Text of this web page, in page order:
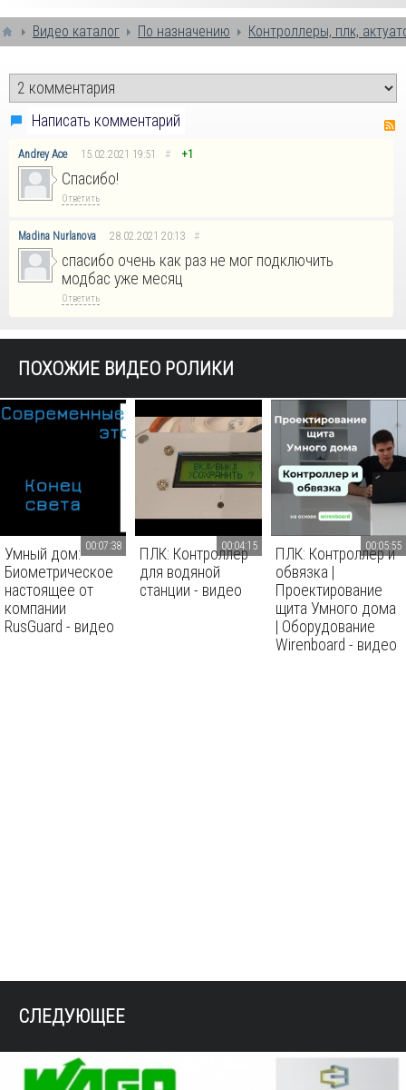
Видео каталог По назначению Контроллеры, плк,
Написать комментарий
Andrey Ace 15.02.2021 19:51 # +1
Спасибо!
Ответить
Madina Nurlanova 28.02.2021 20:13 #
спасибо очень как раз не мог подключить
модбас уже месяц
Ответить
ПОХОЖИЕ ВИДЕО РОЛИКИ
Умный дом:
Биометрическое
настоящее от
компании
RusGuard - видео
00:07:38
ПЛК: Контроллер
для водяной
станции - видео
00:04:15
ПЛК: Контроллер и
обвязка |
Проектирование
щита Умного дома
| Оборудование
Wirenboard - видео
00:05:55
СЛЕДУЮЩЕЕ